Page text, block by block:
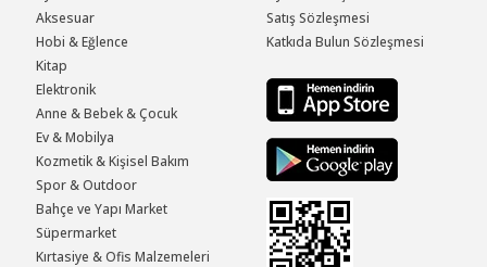
Aksesuar
Hobi & Eğlence
Kitap
Elektronik
Anne & Bebek & Çocuk
Ev & Mobilya
Kozmetik & Kişisel Bakım
Spor & Outdoor
Bahçe ve Yapı Market
Süpermarket
Kırtasiye & Ofis Malzemeleri
Satış Sözleşmesi
Katkıda Bulun Sözleşmesi